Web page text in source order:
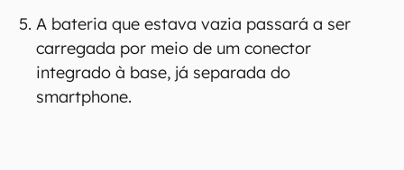
A bateria que estava vazia passará a ser
carregada por meio de um conector
integrado à base, já separada do
smartphone.